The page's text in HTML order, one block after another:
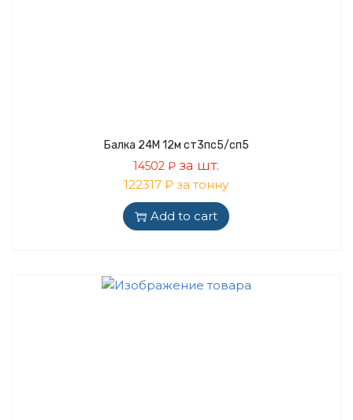
Балка 24М 12м ст3пс5/сп5
14502₽ за шт.
122317 ₽ за тонну
Add to cart